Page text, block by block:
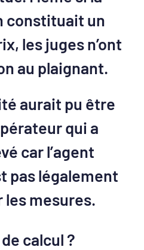
constituait un
les juges n’ont
au plaignant.
aurait pu être
qui a
car l’agent
pas légalement
mesures.
calcul ?